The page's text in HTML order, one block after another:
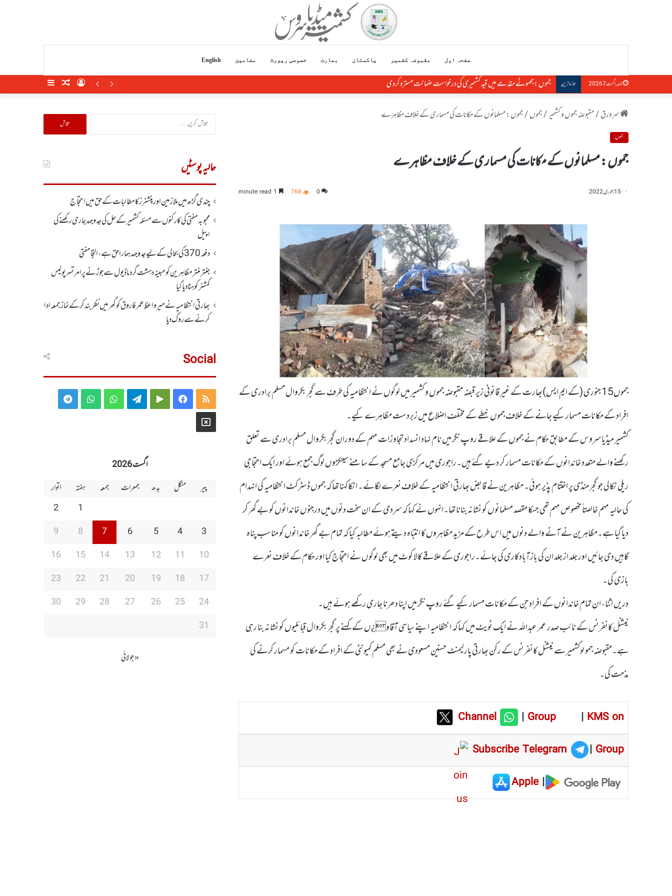
صفحہ اول مقبوضہ کشمیر پاکستان بھارت خصوصی رپورٹ مضامین English
جمعہ, اگست 7 2026 تازہ ترین جموں :جھوٹے مقدمے میں قید کشمیری کی درخواست ضمانت مسترد کردی SidebarRandomLog
سرورق/مقبوضہ جموں و کشمیر/جموں/جموں : مسلمانوں کے مکانات کی مسماری کے خلاف مظاہرے
جموں
جموں : مسلمانوں کے مکانات کی مسماری کے خلاف مظاہرے
15 جنوری, 2022 0
768
جموں15 جنوری (کے ایم ایس)بھارت کے غیر قانونی زیر قبضہ مقبوضہ جموں و کشمیر میں لوگوں نے انتظامیہ کی طرف سے گجر بکروال مسلم برادری کے
افراد کے مکانات مسمار کیے جانے کے خلاف جموں خطے کے مختلف اضلاع میں زبردست مظاہرے کیے۔
کشمیر میڈیا سروس کے مطابق حکام نے جموں کے علاقے روپ نگر میں نام نہاد انسداد تجاوزات مہم کے دوران گجر بکروال مسلم برادری سے تعلق
رکھنے والے متعدد خاندانوں کے مکانات مسمار کر دیے گئے ہیں۔راجوری میں مرکزی جامع مسجد کے سامنے سینکڑوں لوگ جمع ہوئے اور ایک احتجاجی
ریلی نکالی جو گجر منڈی پر اختتام پذیر ہوئی۔ مظاہرین نے قابض بھارتی انتظامیہ کے خلاف نعرے لگائے۔ انکاکہنا تھا کہ جموں ڈسٹرکٹ انتظامیہ کی انہدام
کی حالیہ مہم خالصتاً مخصوص مہم تھی جسکا مقصد مسلمانوں کو نشانہ بنانا تھا۔انہوں نے کہا کہ سردی کے ان سخت دنوں میں درجنوں خاندانوں کو بے گھر کر
دیا گیا ہے۔مظاہرین نے آنے والے دنوں میں اس طرح کے مزید مظاہروں کا انتباہ دیتے ہوئے مطالبہ کیا کہ تمام بے گھر خاندانوں کو مناسب پناہ
گاہیں دی جائیں اور جلد از جلد ان کی بازآبادکاری کی جائے۔راجوری کے علاقے کالا کوٹ میں بھی لوگوں نے احتجاج کیا اور حکام کے خلاف نعرے
بازی کی۔
دریں اثنا، ان تمام خاندانوں کے افراد جن کے مکانات مسمار کیے گئے روپ نگر میں اپنا دھرنا جاری رکھے ہوئے ہیں۔
نیشنل کانفرنس کے نائب صدر عمر عبداللہ نے ایک ٹویٹ میں کہا کہ انتظامیہ اپنے سیاسی آقاو¿ں کے کہنے پر گجر بکروال قبائلیوں کو نشانہ بنا رہی
ہے۔مقبوضہ جموںوکشمیر سے نیشنل کانفرنس کے رکن بھارتی پارلیمنٹ حسنین مسعودی نے بھی مسلم کمیونٹی کے افراد کے مکانات کو مسمار کرنے کی
مذمت کی۔
Channel |Group | KMS on
Subscribe Telegram
| Group
|
Apple
تلاش
کریں
حالیہ پوسٹیں
چندی گڑھ میں ملازمین اور پنشنرز کا مطالبات کے حق میں احتجاج
محبوبہ مفتی کی کارکنوں سے مسئلہ کشمیر کے حل کی جدوجہد جاری رکھنے کی
اپیل
دفعہ370کی بحالی کے لیے جدوجہد ہمارا حق ہے، التجا مفتی
جنتر منتر مظاہرین کو مبینہ دہشت گرد ماڈیول سے جوڑنے پر امرتسر پولیس
کمشنر کو ہٹا دیاگیا
بھارتی انتظامیہ نے میر واعظ عمر فاروق کو گھر میں نظر بندکر کے نماز جمعہ ادا
کرنے سے روک دیا
Social
RSS
Facebook
Google
Telegram
WhatsApp
WhatsApp
Telegram
X
اگست 2026
پیر
منگل بدھ جمعرات جمعہ ہفتہ
اتوار
1
2
3
4
5
6
7
8
9
10
11
12
13
14
15
16
17
18
19
20
21
22
23
24
25
26
27
28
29
30
31
« جولائی